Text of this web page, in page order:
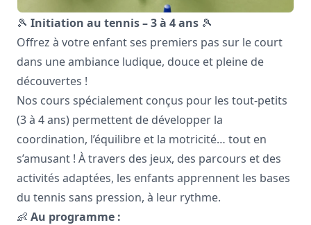
🎾 Initiation au tennis – 3 à 4 ans 🎾
Offrez à votre enfant ses premiers pas sur le court
dans une ambiance ludique, douce et pleine de
découvertes !
Nos cours spécialement conçus pour les tout-petits
(3 à 4 ans) permettent de développer la
coordination, l’équilibre et la motricité… tout en
s’amusant ! À travers des jeux, des parcours et des
activités adaptées, les enfants apprennent les bases
du tennis sans pression, à leur rythme.
👶 Au programme :